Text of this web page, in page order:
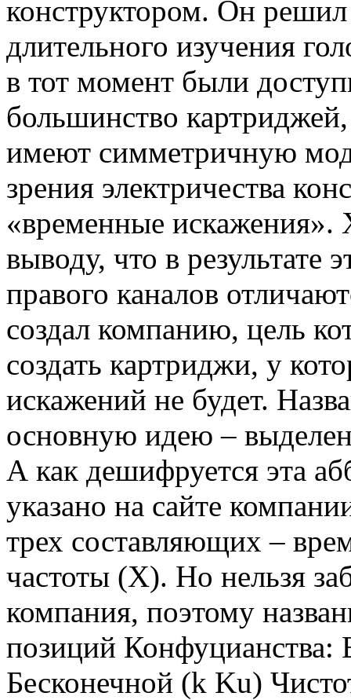
конструктором. Он
длительного изучения
в тот момент были
большинство
имеют симметричную
зрения электричества
«временные
выводу, что в результате
правого каналов
создал компанию, цель
создать картриджи, у
искажений не будет.
основную идею –
А как дешифруется эта
указано на сайте
трех составляющих –
частоты (X). Но нельзя
компания, поэтому
позиций Конфуцианства:
Бесконечной (k Ku)